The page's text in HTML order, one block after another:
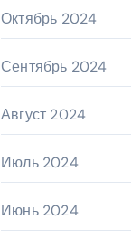
Октябрь 2024
Сентябрь 2024
Август 2024
Июль 2024
Июнь 2024